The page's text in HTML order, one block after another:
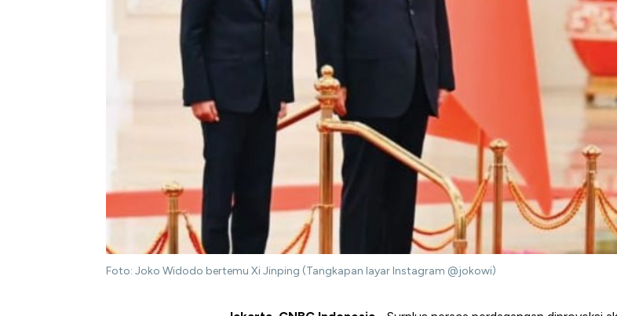
Foto: Joko Widodo bertemu Xi Jinping (Tangkapan layar Instagram @jokowi)